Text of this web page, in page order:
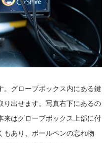
。グローブボックス内にある鍵
り出せます。写真右下にあるの
来はグローブボックス上部に付
もあり、ボールペンの忘れ物